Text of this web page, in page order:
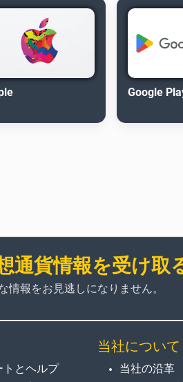
Google
通貨情報を受け取
報をお見逃しになりません。
トとヘルプ
当社について
当社の沿革